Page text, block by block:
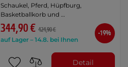
Schaukel, Pferd, Hüpfburg,
Basketballkorb und …
344,90 € 424,90 €
auf Lager – 14.8. bei Ihnen
-19%
Detail